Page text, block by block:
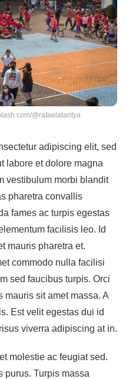
@rafaelatantya
adipiscing elit, sed
labore et dolore magna
vestibulum morbi blandit
pharetra convallis
fames ac turpis egestas
facilisis leo. Id
mauris pharetra et.
commodo nulla facilisi
sed faucibus turpis. Orci
sit amet massa. A
Est velit egestas dui id
viverra adipiscing at in.
molestie ac feugiat sed.
purus. Turpis massa